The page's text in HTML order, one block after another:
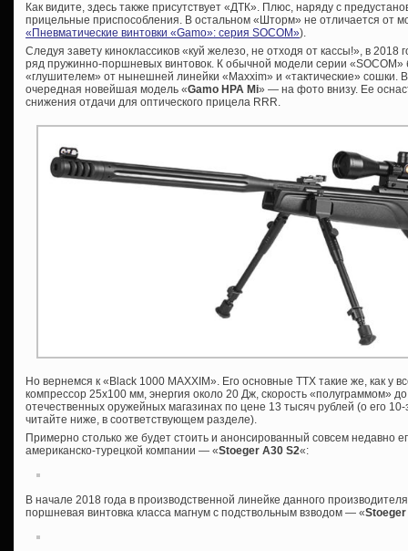
Как видите, здесь также присутствует «ДТК». Плюс, наряду с
прицельные приспособления. В остальном «Шторм» не отличается от
«Пневматические винтовки «Gamo»: серия SOCOM»).
Следуя завету киноклассиков «куй железо, не отходя от кассы!», в
ряд пружинно-поршневых винтовок. К обычной модели серии «SOCOM»
«глушителем» от нынешней линейки «Maxxim» и «тактические» сошки.
очередная новейшая модель «Gamo HPA Mi» — на фото внизу. Ее
снижения отдачи для оптического прицела RRR.
Но вернемся к «Black 1000 MAXXIM». Его основные ТТХ такие же, как у
компрессор 25х100 мм, энергия около 20 Дж, скорость «полуграммом»
отечественных оружейных магазинах по цене 13 тысяч рублей (о его
читайте ниже, в соответствующем разделе).
Примерно столько же будет стоить и анонсированный совсем недавно
американско-турецкой компании — «Stoeger A30 S2«:
В начале 2018 года в производственной линейке данного
поршневая винтовка класса магнум с подствольным взводом — «Stoeger